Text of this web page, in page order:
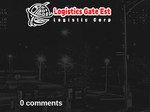
0 comments